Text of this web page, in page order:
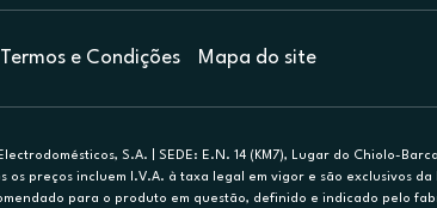
Termos e Condições Mapa do site
S.A. | SEDE: E.N. 14 (KM7), Lugar do Chiolo-
os preços incluem I.V.A. à taxa legal em vigor e são exclusivos
para o produto em questão, definido e indicado pelo